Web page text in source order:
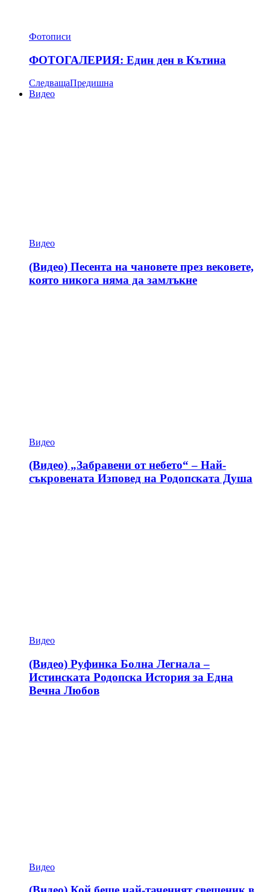
Фотописи
ФОТОГАЛЕРИЯ: Един ден в Кътина
СледващаПредишна
Видео
Видео
(Видео) Песента на чановете през вековете,
която никога няма да замлъкне
Видео
(Видео) „Забравени от небето“ – Най-
съкровената Изповед на Родопската Душа
Видео
(Видео) Руфинка Болна Легнала –
Истинската Родопска История за Една
Вечна Любов
Видео